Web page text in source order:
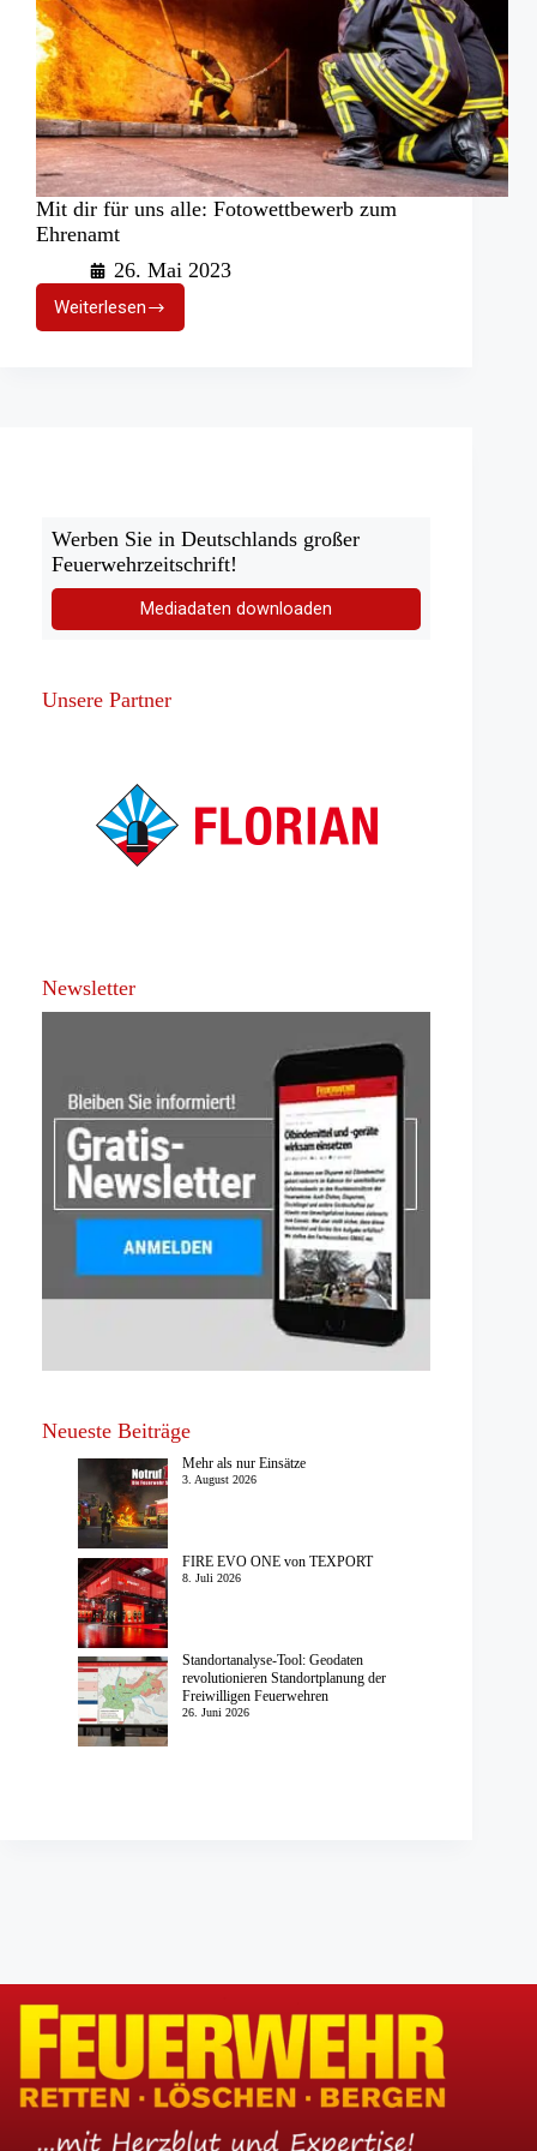
Mit dir für uns alle: Fotowettbewerb zum
Ehrenamt
26. Mai 2023
Weiterlesen
Mit
dir
Werben Sie in Deutschlands großer
Feuerwehrzeitschrift!
Mediadaten downloaden
Unsere Partner
Newsletter
Neueste Beiträge
Mehr als nur Einsätze
3. August 2026
FIRE EVO ONE von TEXPORT
8. Juli 2026
Standortanalyse-Tool: Geodaten
revolutionieren Standortplanung der
Freiwilligen Feuerwehren
26. Juni 2026